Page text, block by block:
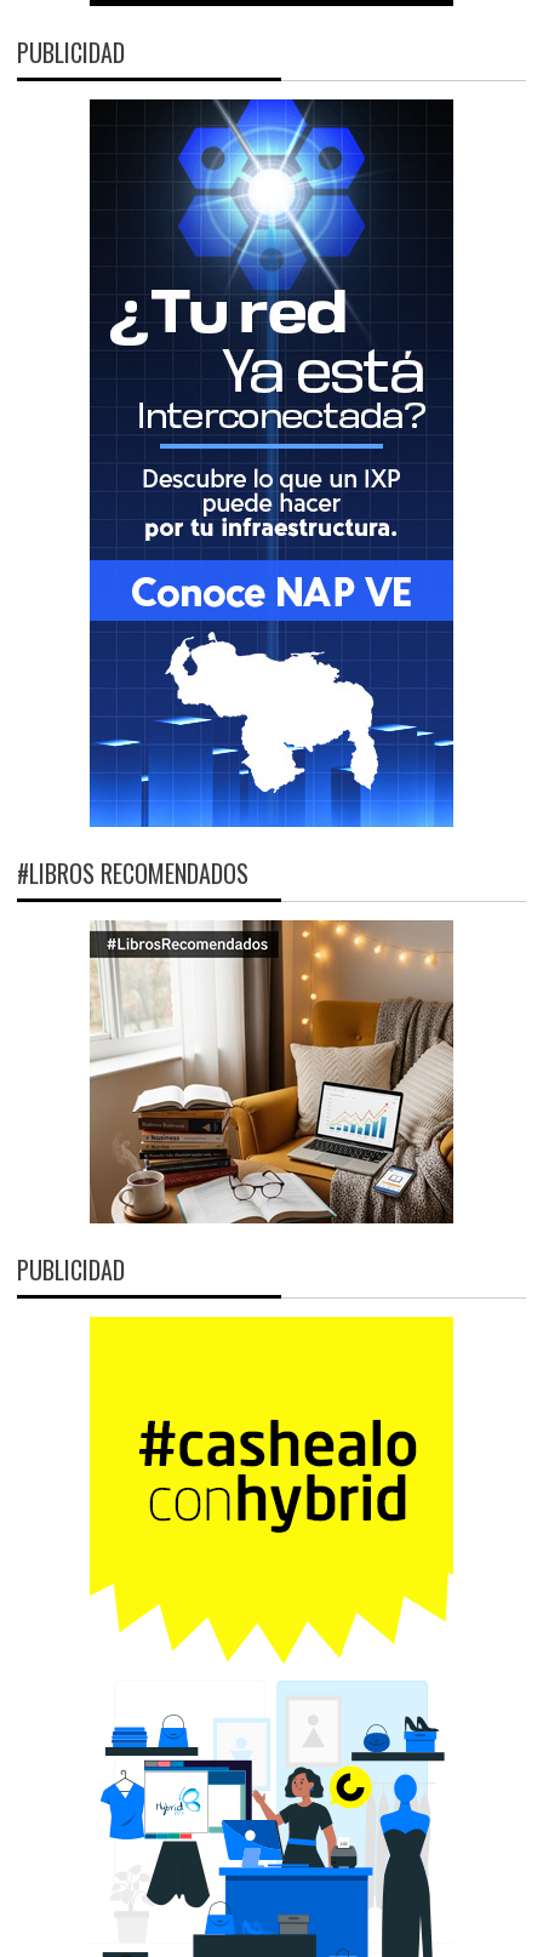
PUBLICIDAD
#LIBROS RECOMENDADOS
PUBLICIDAD